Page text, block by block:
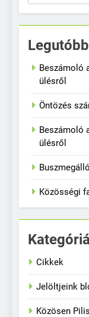
Beszámoló
ülésről
Öntözés
Beszámoló
ülésről
Közösségi
Cikkek
Jelöltjeink
Közösen